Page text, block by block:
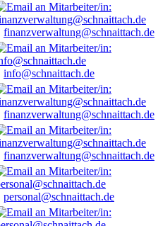
finanzverwaltung@schnaittach.de
info@schnaittach.de
finanzverwaltung@schnaittach.de
finanzverwaltung@schnaittach.de
personal@schnaittach.de